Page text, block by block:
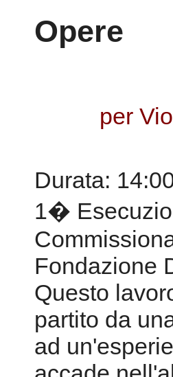
Opere
per
Durata:
1�
Fondazione
Questo
partito da
ad